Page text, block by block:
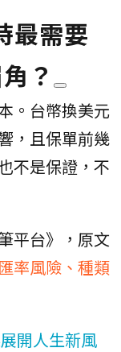
最需要
？
。台幣換美元
，且保單前幾
不是保證，不
平台》，原文
率風險、種類
開人生新風